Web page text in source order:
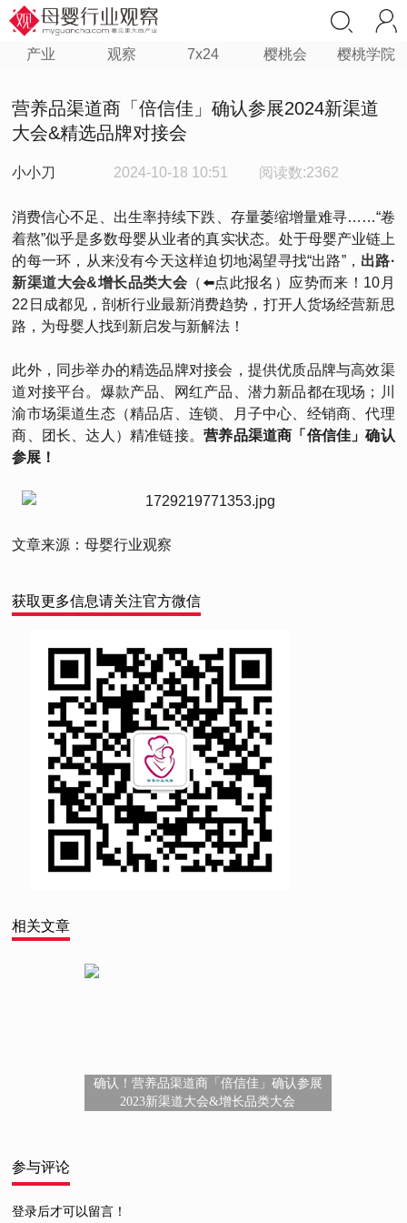
产业 观察 7x24 樱桃会 樱桃学院
营养品渠道商「倍信佳」确认参展2024新渠道
大会&精选品牌对接会
小小刀 2024-10-18 10:51 阅读数:2362
消费信心不足、出生率持续下跌、存量萎缩增量难寻……“卷
着熬”似乎是多数母婴从业者的真实状态。处于母婴产业链上
的每一环，从来没有今天这样迫切地渴望寻找“出路”， 出路·
新渠道大会&增长品类大会 （⬅️点此报名）应势而来！10月
22日成都见，剖析行业最新消费趋势，打开人货场经营新思
路，为母婴人找到新启发与新解法！
此外，同步举办的精选品牌对接会，提供优质品牌与高效渠
道对接平台。爆款产品、网红产品、潜力新品都在现场；川
渝市场渠道生态（精品店、连锁、月子中心、经销商、代理
商、团长、达人）精准链接。营养品渠道商「倍信佳」确认
参展！
文章来源：母婴行业观察
获取更多信息请关注官方微信
相关文章
确认！营养品渠道商「倍信佳」确认参展
2023新渠道大会&增长品类大会
参与评论
登录后才可以留言！